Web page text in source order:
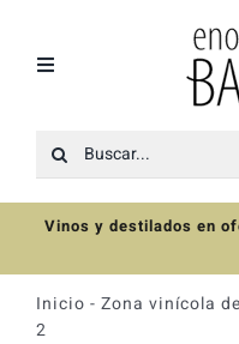
contenido
Toggle
Recomendaciones
Ofertas
Colecciones
Buscar:
Vinos y destilados en
Inicio - Zona vinícola
2